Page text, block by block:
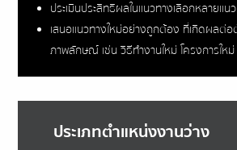
ประเมินประสิทธิผลในแนวทางเลือกหลายแน
เสนอแนวทางใหม่อย่างถูกต้อง ที่เกิดผลต่
ภาพลักษณ์ เช่น วิธีทำงานใหม่ โครงการใหม่
ประเภทตำแหน่งงานว่าง